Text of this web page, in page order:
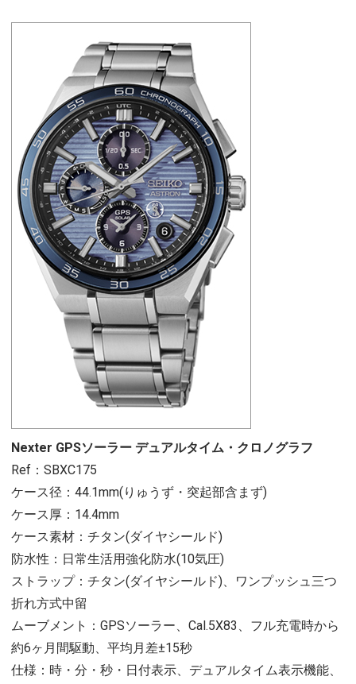
Nexter GPSソーラー デュアルタイム・クロノグラフ
Ref：SBXC175
ケース径：44.1mm(りゅうず・突起部含まず)
ケース厚：14.4mm
ケース素材：チタン(ダイヤシールド)
防水性：日常生活用強化防水(10気圧)
ストラップ：チタン(ダイヤシールド)、ワンプッシュ三つ
折れ方式中留
ムーブメント：GPSソーラー、Cal.5X83、フル充電時から
約6ヶ月間駆動、平均月差±15秒
仕様：時・分・秒・日付表示、デュアルタイム表示機能、